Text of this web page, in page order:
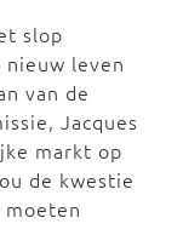
slop
nieuw leven
van de
Jacques
markt op
de kwestie